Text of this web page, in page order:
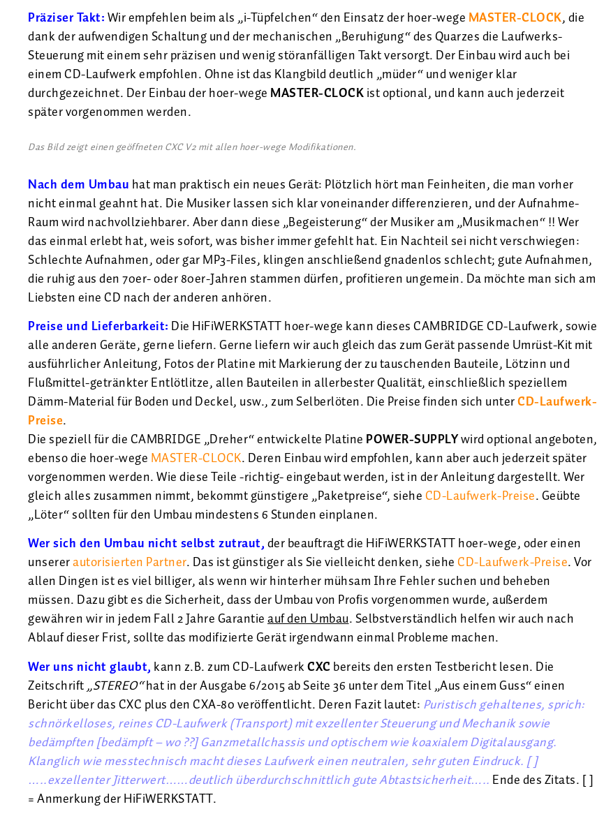
Präziser Takt:Wir empfehlen beim als „i-Tüpfelchen“ den Einsatz der hoer-wege MASTER-CLOCK, die
dank der aufwendigen Schaltung und der mechanischen „Beruhigung“ des Quarzes die Laufwerks-
Steuerung mit einem sehr präzisen und wenig störanfälligen Takt versorgt. Der Einbau wird auch bei
einem CD-Laufwerk empfohlen. Ohne ist das Klangbild deutlich „müder“ und weniger klar
durchgezeichnet. Der Einbau der hoer-wege MASTER-CLOCKist optional, und kann auch jederzeit
später vorgenommen werden.
Das Bild zeigt einen geöffneten CXC V2 mit allen hoer-wege Modifikationen.
Nach dem Umbau hat man praktisch ein neues Gerät: Plötzlich hört man Feinheiten, die man vorher
nicht einmal geahnt hat. Die Musiker lassen sich klar voneinander differenzieren, und der Aufnahme-
Raum wird nachvollziehbarer. Aber dann diese „Begeisterung“ der Musiker am „Musikmachen“ !! Wer
das einmal erlebt hat, weis sofort, was bisher immer gefehlt hat. Ein Nachteil sei nicht verschwiegen:
Schlechte Aufnahmen, oder gar MP3-Files, klingen anschließend gnadenlos schlecht; gute Aufnahmen,
die ruhig aus den 70er- oder 80er-Jahren stammen dürfen, profitieren ungemein. Da möchte man sich am
Liebsten eine CD nach der anderen anhören.
Preise und Lieferbarkeit: Die HiFiWERKSTATT hoer-wege kann dieses CAMBRIDGE CD-Laufwerk, sowie
alle anderen Geräte, gerne liefern. Gerne liefern wir auch gleich das zum Gerät passende Umrüst-Kit mit
ausführlicher Anleitung, Fotos der Platine mit Markierung der zu tauschenden Bauteile, Lötzinn und
Flußmittel-getränkter Entlötlitze, allen Bauteilen in allerbester Qualität, einschließlich speziellem
Dämm-Material für Boden und Deckel, usw., zum Selberlöten. Die Preise finden sich unterCD-Laufwerk-
Preise.
Die speziell für die CAMBRIDGE „Dreher“ entwickelte Platine POWER-SUPPLYwird optional angeboten,
ebenso die hoer-wege MASTER-CLOCK. Deren Einbau wird empfohlen, kann aber auch jederzeit später
vorgenommen werden. Wie diese Teile -richtig- eingebaut werden, ist in der Anleitung dargestellt. Wer
gleich alles zusammen nimmt, bekommt günstigere „Paketpreise“, sieheCD-Laufwerk-Preise. Geübte
„Löter“ sollten für den Umbau mindestens 6 Stunden einplanen.
Wer sich den Umbau nicht selbst zutraut,der beauftragt die HiFiWERKSTATT hoer-wege, oder einen
unsererautorisierten Partner. Das ist günstiger als Sie vielleicht denken, sieheCD-Laufwerk-Preise. Vor
allen Dingen ist es viel billiger, als wenn wir hinterher mühsam Ihre Fehler suchen und beheben
müssen. Dazu gibt es die Sicherheit, dass der Umbau von Profis vorgenommen wurde, außerdem
gewähren wir in jedem Fall 2 Jahre Garantieauf den Umbau. Selbstverständlich helfen wir auch nach
Ablauf dieser Frist, sollte das modifizierte Gerät irgendwann einmal Probleme machen.
Wer uns nicht glaubt, kann z.B. zum CD-LaufwerkCXCbereits den ersten Testbericht lesen. Die
Zeitschrift„STEREO“hat in der Ausgabe 6/2015 ab Seite 36 unter dem Titel „Aus einem Guss“ einen
Bericht über das CXC plus den CXA-80 veröffentlicht. Deren Fazit lautet: Puristisch gehaltenes, sprich:
schnörkelloses, reines CD-Laufwerk (Transport) mit exzellenter Steuerung und Mechanik sowie
bedämpften [bedämpft – wo ??] Ganzmetallchassis und optischem wie koaxialem Digitalausgang.
Klanglich wie messtechnisch macht dieses Laufwerk einen neutralen, sehr guten Eindruck. [ ]
…..exzellenter Jitterwert……deutlich überdurchschnittlich gute Abtastsicherheit….. Ende des Zitats. [ ]
= Anmerkung der HiFiWERKSTATT.